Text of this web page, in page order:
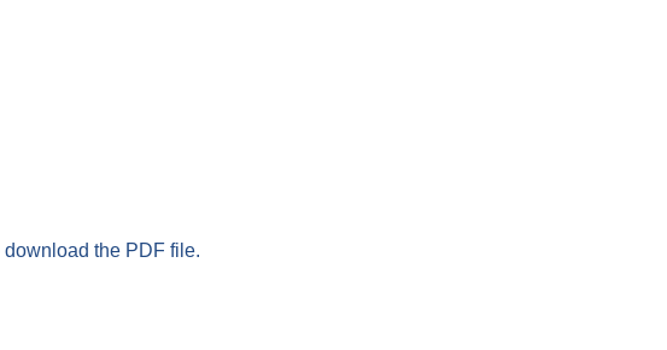
the PDF file.